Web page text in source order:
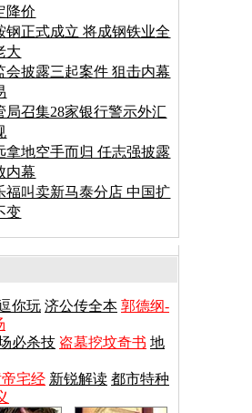
降价
钢正式成立 将成钢铁业全
大
会披露三起案件 狙击内幕
局召集28家银行警示外汇
拿地空手而归 任志强披露
内幕
福叫卖新马泰分店 中国扩
变
你玩 济公传全本 郭德纲-
必杀技 盗墓挖坟奇书 地
宅经 新锐解读 都市特种